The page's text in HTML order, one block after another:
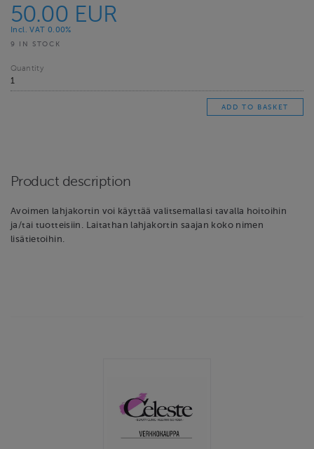
50.00 EUR
Incl. VAT 0.00%
9 IN STOCK
Quantity
Product description
Avoimen lahjakortin voi käyttää valitsemallasi tavalla hoitoihin
ja/tai tuotteisiin. Laitathan lahjakortin saajan koko nimen
lisätietoihin.